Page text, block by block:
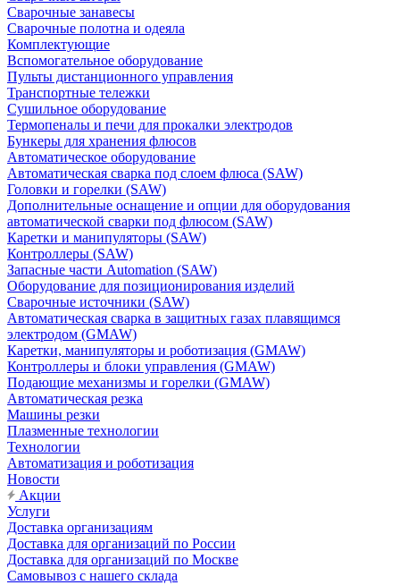
Сварочные занавесы
Сварочные полотна и одеяла
Комплектующие
Вспомогательное оборудование
Пульты дистанционного управления
Транспортные тележки
Сушильное оборудование
Термопеналы и печи для прокалки электродов
Бункеры для хранения флюсов
Автоматическое оборудование
Автоматическая сварка под слоем флюса (SAW)
Головки и горелки (SAW)
Дополнительные оснащение и опции для оборудования
автоматической сварки под флюсом (SAW)
Каретки и манипуляторы (SAW)
Контроллеры (SAW)
Запасные части Automation (SAW)
Оборудование для позиционирования изделий
Сварочные источники (SAW)
Автоматическая сварка в защитных газах плавящимся
электродом (GMAW)
Каретки, манипуляторы и роботизация (GMAW)
Контроллеры и блоки управления (GMAW)
Подающие механизмы и горелки (GMAW)
Автоматическая резка
Машины резки
Плазменные технологии
Технологии
Автоматизация и роботизация
Новости
Акции
Услуги
Доставка организациям
Доставка для организаций по России
Доставка для организаций по Москве
Самовывоз с нашего склада